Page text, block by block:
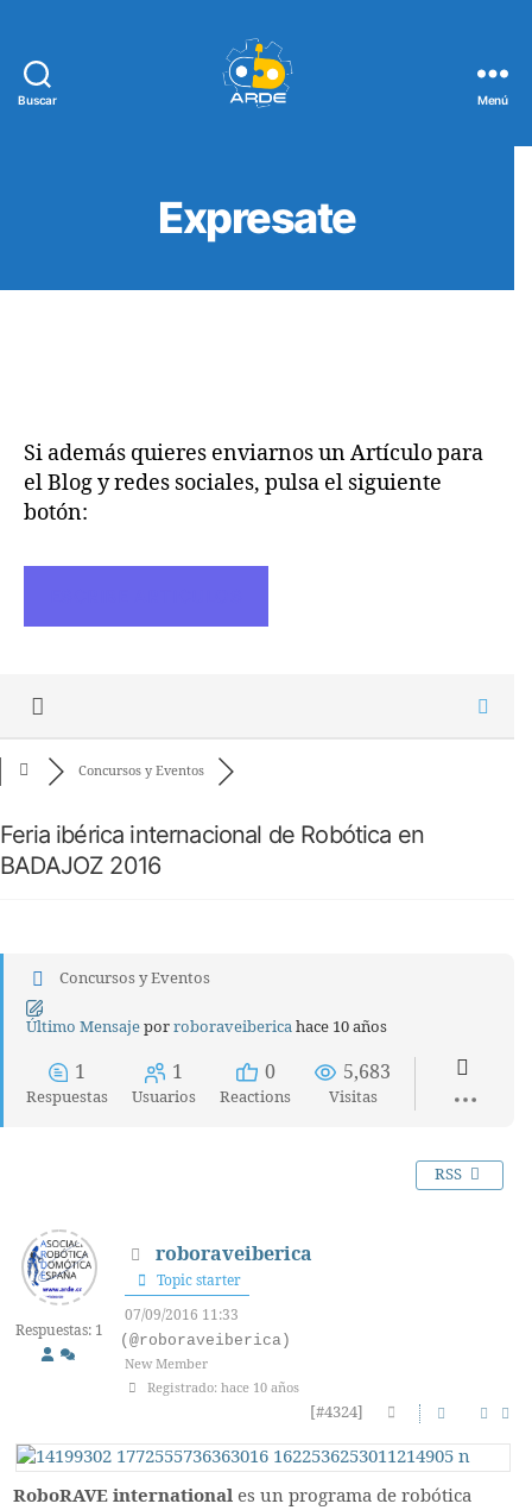
Buscar Menú
Expresate
Si además quieres enviarnos un Artículo para
el Blog y redes sociales, pulsa el siguiente
botón:
Concursos y Eventos
Feria ibérica internacional de Robótica en
BADAJOZ 2016
Concursos y Eventos
Último Mensajeporroboraveibericahace 10 años
1
Respuestas
1
Usuarios
0
Reactions
5,683
Visitas
RSS
Respuestas: 1
roboraveiberica
Topic starter
07/09/2016 11:33
(@roboraveiberica)
New Member
Registrado: hace 10 años
[#4324]
RoboRAVE international es un programa de robótica